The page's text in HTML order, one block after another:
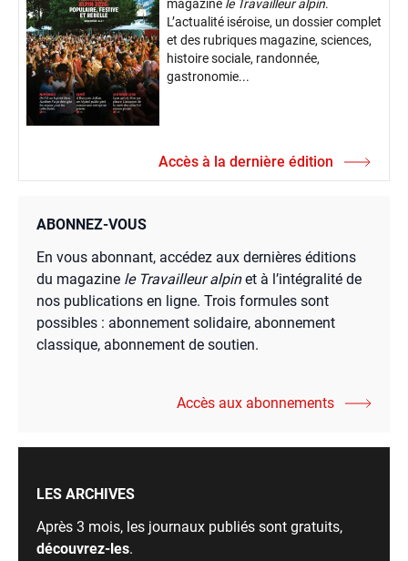
magazine le Travailleur alpin.
L’actualité iséroise, un dossier complet
et des rubriques magazine, sciences,
histoire sociale, randonnée,
gastronomie...
Accès à la dernière édition
ABONNEZ-VOUS
En vous abonnant, accédez aux dernières éditions
du magazine le Travailleur alpinet à l’intégralité de
nos publications en ligne. Trois formules sont
possibles : abonnement solidaire, abonnement
classique, abonnement de soutien.
Accès aux abonnements
LES ARCHIVES
Après 3 mois, les journaux publiés sont gratuits,
découvrez-les.